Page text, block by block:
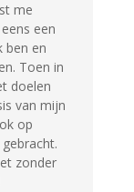
me
een
ben en
Toen in
doelen
van mijn
op
zonder